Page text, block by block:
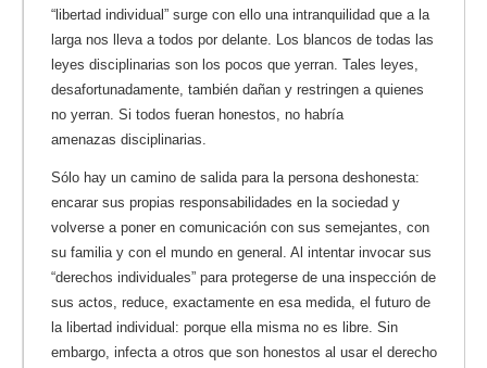
“libertad individual” surge con ello una intranquilidad que a la
larga nos lleva a todos por delante. Los blancos de todas las
leyes disciplinarias son los pocos que yerran. Tales leyes,
desafortunadamente, también dañan y restringen a quienes
no yerran. Si todos fueran honestos, no habría
amenazas disciplinarias.
Sólo hay un camino de salida para la persona deshonesta:
encarar sus propias responsabilidades en la sociedad y
volverse a poner en comunicación con sus semejantes, con
su familia y con el mundo en general. Al intentar invocar sus
“derechos individuales” para protegerse de una inspección de
sus actos, reduce, exactamente en esa medida, el futuro de
la libertad individual: porque ella misma no es libre. Sin
embargo, infecta a otros que son honestos al usar el derecho